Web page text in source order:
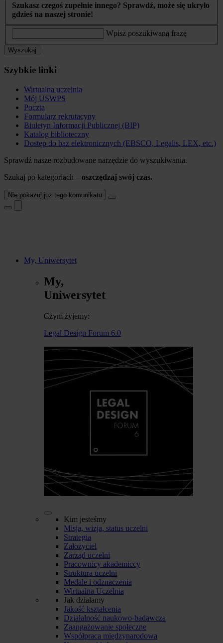
Szukasz czegoś zupełnie innego? Sprawdź, może się ukryło
gdzieś na naszej stronie!
Wpisz poszukiwaną frazę
Wyszukaj
Szybkie linki
Wirtualna uczelnia
Mój USWPS
Poczta
Formularz rekrutacyny
Biuletyn Informacji Publicznej (BIP)
Katalog biblioteczny
Dostęp do baz elektronicznych (EBSCO, Legalis, LEX, etc.)
Sprawdź nasze rozbudowane narzędzie do wyszukiwania.
Szukaj po kategoriach – oszczędzaj swój czas.
Nie pokazuj już tego komunikatu
My, Uniwersytet
My,
Uniwersytet
Czym żyjemy:
Legal Design Forum 6.0
Kim jesteśmy
Misja, wizja, status uczelni
Strategia
Założyciel
Zarząd uczelni
Pracownicy akademiccy
Struktura uczelni
Medale i odznaczenia
Wirtualna Uczelnia
Jak działamy
Jakość kształcenia
Działalność naukowo-badawcza
Zaangażowanie społeczne
Współpraca międzynarodowa